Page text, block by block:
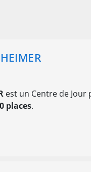
est un Centre de Jour
places.